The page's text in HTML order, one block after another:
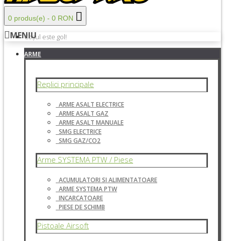
0 produs(e) - 0 RON
Coșul este gol!
MENIU
ARME
Replici principale
ARME ASALT ELECTRICE
ARME ASALT GAZ
ARME ASALT MANUALE
SMG ELECTRICE
SMG GAZ/CO2
Arme SYSTEMA PTW / Piese
ACUMULATORI SI ALIMENTATOARE
ARME SYSTEMA PTW
INCARCATOARE
PIESE DE SCHIMB
Pistoale Airsoft